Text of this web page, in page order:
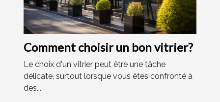
Comment choisir un bon vitrier?
Le choix d'un vitrier peut être une tâche
délicate, surtout lorsque vous êtes confronté à
des...